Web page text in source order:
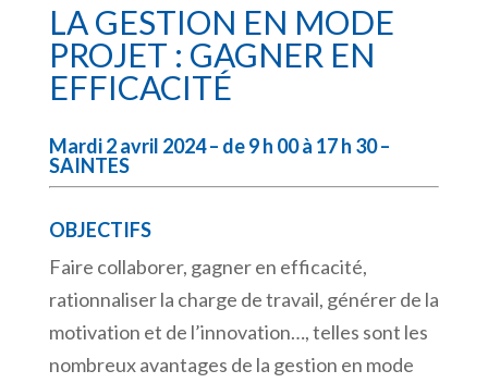
LA GESTION EN MODE
PROJET : GAGNER EN
EFFICACITÉ
Mardi 2 avril 2024 – de 9 h 00 à 17 h 30 –
SAINTES
OBJECTIFS
Faire collaborer, gagner en efficacité,
rationnaliser la charge de travail, générer de la
motivation et de l’innovation…, telles sont les
nombreux avantages de la gestion en mode